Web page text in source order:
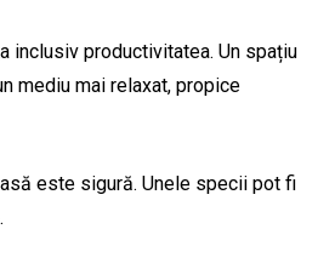
inclusiv productivitatea. Un spațiu
mediu mai relaxat, propice
este sigură. Unele specii pot fi